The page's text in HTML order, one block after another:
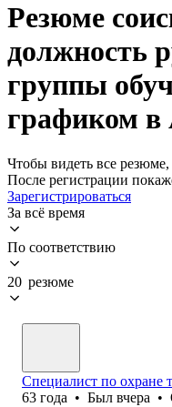
Резюме
должность
группы
графиком в
Чтобы видеть все резюме,
После регистрации
Зарегистрироваться
За всё время
По соответствию
20 резюме
Специалист по охране
63 года • Был вчера •